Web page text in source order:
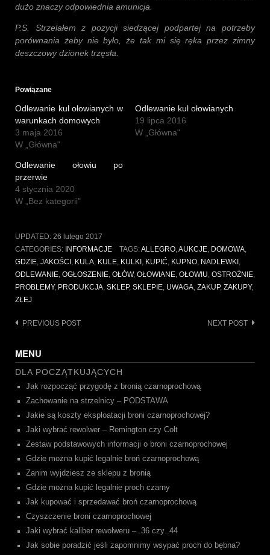
dużo znaczy odpowiednia amunicja.
P.S. Strzelałem z pozycji siedzącej podpartej na potrzeby
porównania żeby nie było, że tak mi się ręka przez zimny
deszczowy dzionek trzęsła.
Powiązane
Odlewanie kul ołowianych w
warunkach domowych
3 maja 2016
W „Główna"
Odlewanie kul ołowianych
19 lipca 2016
W „Główna"
Odlewanie ołowiu po
przerwie
4 stycznia 2020
W „Bez kategorii"
UPDATED: 26 lutego 2017
CATEGORIES: INFORMACJE TAGS:ALLEGRO,AUKCJE, DOMOWA,
GDZIE, JAKOŚCI , KULA, KULE, KULKI , KUPIĆ, KUPNO, NADLEWKI ,
ODLEWANIE, OGŁOSZENIE, OŁÓW, OŁOWIANE, OŁOWIU, OSTROŻNIE,
PROBLEMY, PRODUKCJA, SKLEP, SKLEPIE, UWAGA, ZAKUP, ZAKUPY,
ZŁEJ
Post
PREVIOUS POST NEXT POST
MENU
DLA POCZĄTKUJĄCYCH
Jak rozpocząć przygodę z bronią czarnoprochową
Zachowanie na strzelnicy – PODSTAWA
Jakie są koszty eksploatacji broni czarnoprochowej?
Jaki wybrać rewolwer – Remington czy Colt
Zestaw podstawowych informacji o broni czarnoprochowej
Gdzie można kupić legalnie broń czarnoprochową
Zanim wyjdziesz ze sklepu z bronią
Gdzie można kupić legalnie proch czarny
Jak kupować i sprzedawać broń czarnoprochową
Czyszczenie broni czarnoprochowej
Jaki wybrać kaliber rewolweru – .36 czy .44
Jak sobie poradzić jeśli zapomnimy wsypać proch do bębna?